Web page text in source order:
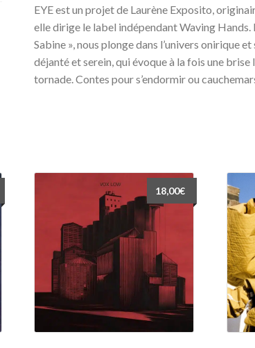
EYE est un projet de Laurène Exposito,
elle dirige le label indépendant Waving Hands.
Sabine », nous plonge dans l’univers onirique
déjanté et serein, qui évoque à la fois une
tornade. Contes pour s’endormir ou
18,00€